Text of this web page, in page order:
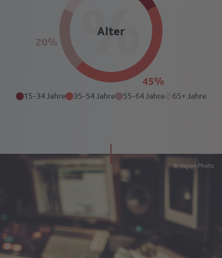
Alter
%
15-34 Jahre 35-54 Jahre 55-64 Jahre 65+ Jahre
© Nejron Photo